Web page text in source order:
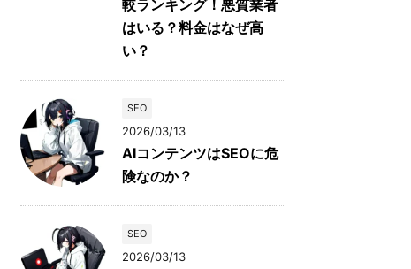
較ランキング！悪質業者
はいる？料金はなぜ高
い？
SEO
2026/03/13
AIコンテンツはSEOに危
険なのか？
SEO
2026/03/13